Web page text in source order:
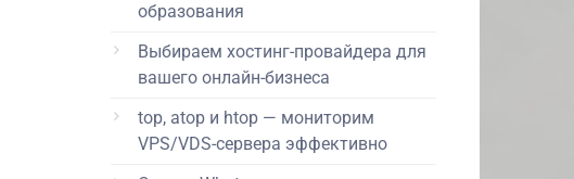
образования
Выбираем хостинг-провайдера для
вашего онлайн-бизнеса
top, atop и htop — мониторим
VPS/VDS-сервера эффективно